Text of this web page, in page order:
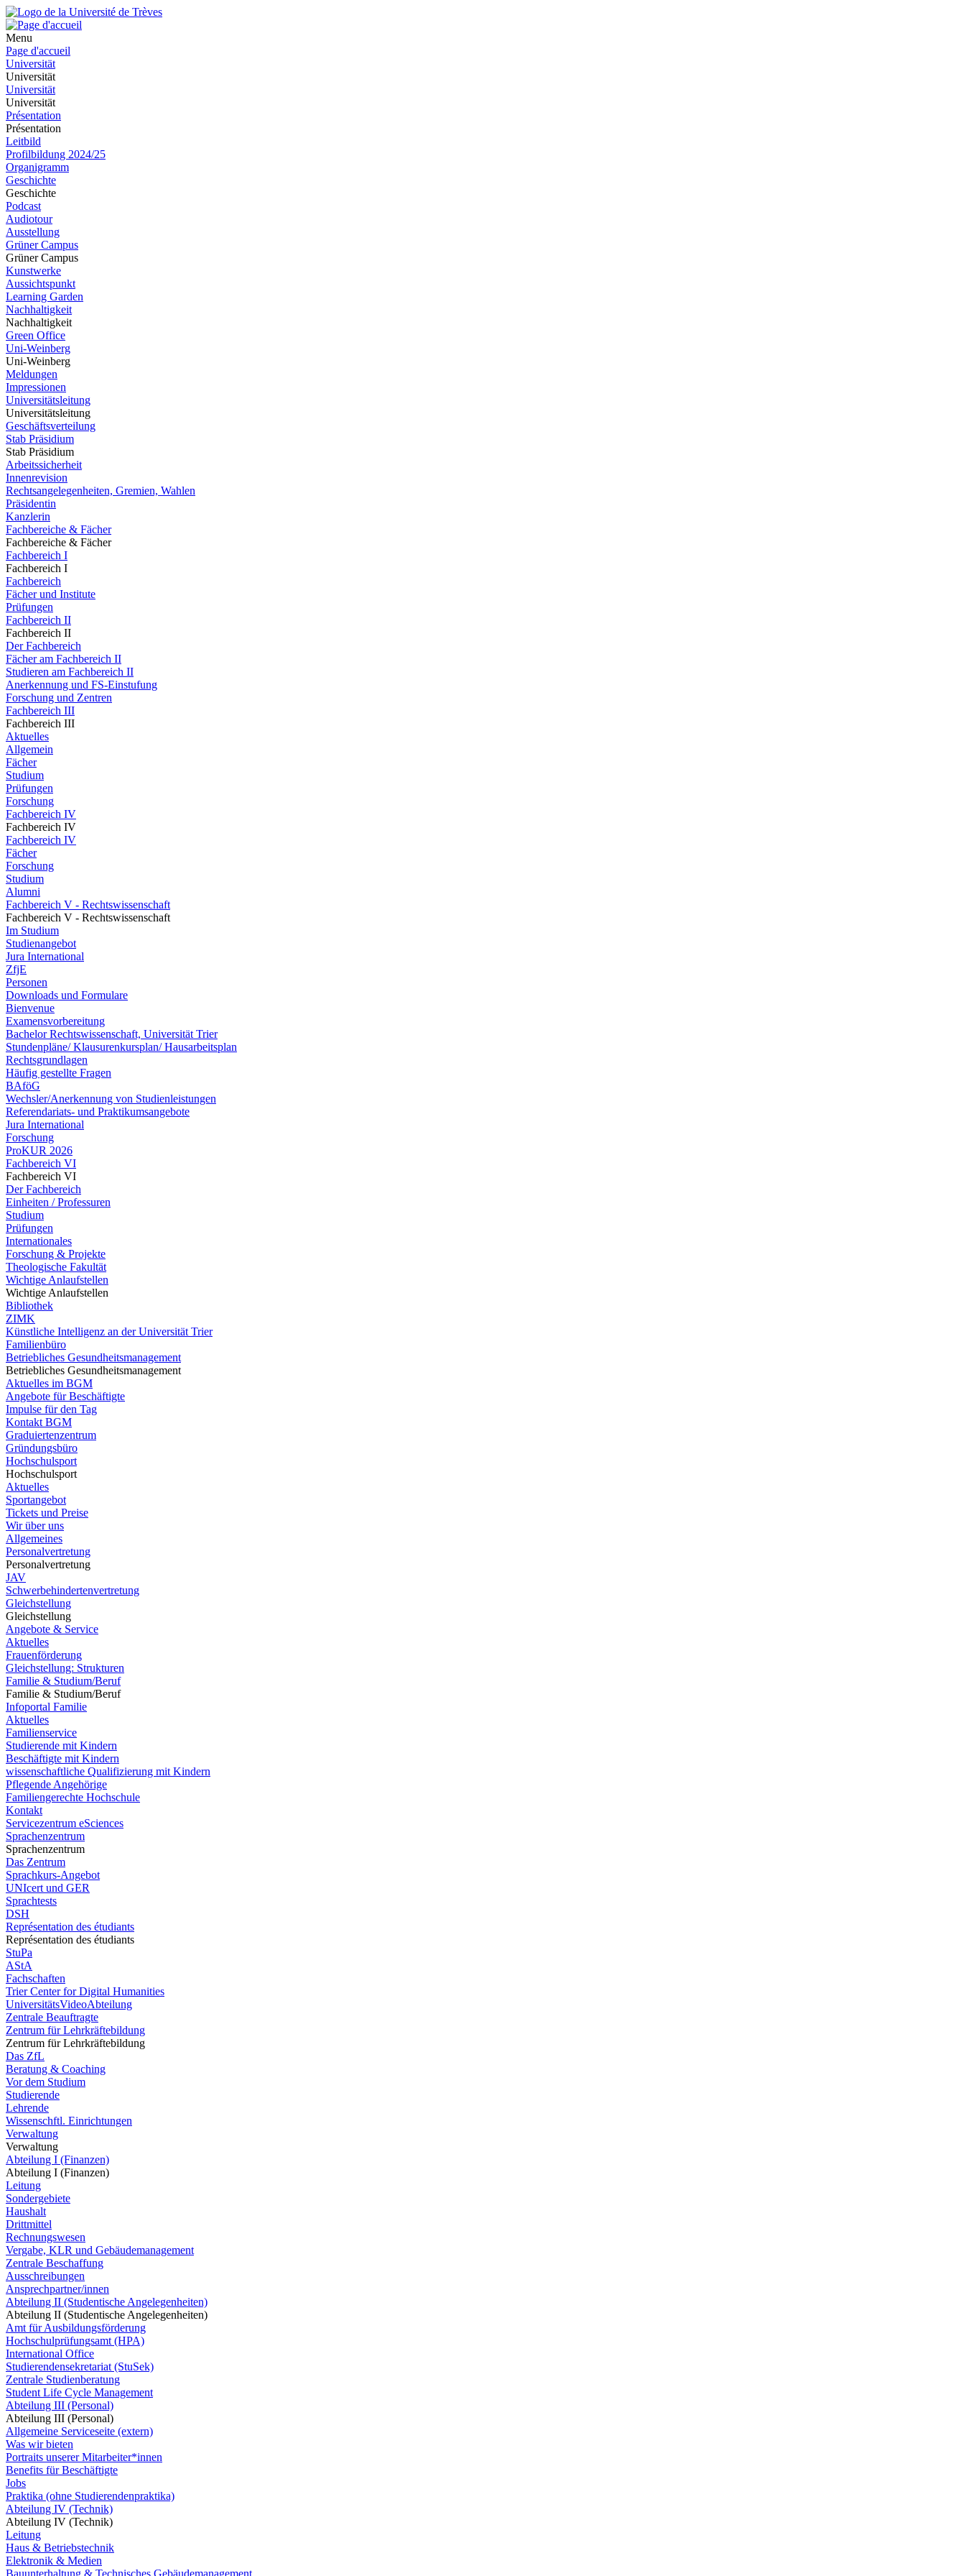
Menu
Page d'accueil
Universität
Universität
Universität
Universität
Présentation
Présentation
Leitbild
Profilbildung 2024/25
Organigramm
Geschichte
Geschichte
Podcast
Audiotour
Ausstellung
Grüner Campus
Grüner Campus
Kunstwerke
Aussichtspunkt
Learning Garden
Nachhaltigkeit
Nachhaltigkeit
Green Office
Uni-Weinberg
Uni-Weinberg
Meldungen
Impressionen
Universitätsleitung
Universitätsleitung
Geschäftsverteilung
Stab Präsidium
Stab Präsidium
Arbeitssicherheit
Innenrevision
Rechtsangelegenheiten, Gremien, Wahlen
Präsidentin
Kanzlerin
Fachbereiche & Fächer
Fachbereiche & Fächer
Fachbereich I
Fachbereich I
Fachbereich
Fächer und Institute
Prüfungen
Fachbereich II
Fachbereich II
Der Fachbereich
Fächer am Fachbereich II
Studieren am Fachbereich II
Anerkennung und FS-Einstufung
Forschung und Zentren
Fachbereich III
Fachbereich III
Aktuelles
Allgemein
Fächer
Studium
Prüfungen
Forschung
Fachbereich IV
Fachbereich IV
Fachbereich IV
Fächer
Forschung
Studium
Alumni
Fachbereich V - Rechtswissenschaft
Fachbereich V - Rechtswissenschaft
Im Studium
Studienangebot
Jura International
ZfjE
Personen
Downloads und Formulare
Bienvenue
Examensvorbereitung
Bachelor Rechtswissenschaft, Universität Trier
Stundenpläne/ Klausurenkursplan/ Hausarbeitsplan
Rechtsgrundlagen
Häufig gestellte Fragen
BAföG
Wechsler/Anerkennung von Studienleistungen
Referendariats- und Praktikumsangebote
Jura International
Forschung
ProKUR 2026
Fachbereich VI
Fachbereich VI
Der Fachbereich
Einheiten / Professuren
Studium
Prüfungen
Internationales
Forschung & Projekte
Theologische Fakultät
Wichtige Anlaufstellen
Wichtige Anlaufstellen
Bibliothek
ZIMK
Künstliche Intelligenz an der Universität Trier
Familienbüro
Betriebliches Gesundheitsmanagement
Betriebliches Gesundheitsmanagement
Aktuelles im BGM
Angebote für Beschäftigte
Impulse für den Tag
Kontakt BGM
Graduiertenzentrum
Gründungsbüro
Hochschulsport
Hochschulsport
Aktuelles
Sportangebot
Tickets und Preise
Wir über uns
Allgemeines
Personalvertretung
Personalvertretung
JAV
Schwerbehindertenvertretung
Gleichstellung
Gleichstellung
Angebote & Service
Aktuelles
Frauenförderung
Gleichstellung: Strukturen
Familie & Studium/Beruf
Familie & Studium/Beruf
Infoportal Familie
Aktuelles
Familienservice
Studierende mit Kindern
Beschäftigte mit Kindern
wissenschaftliche Qualifizierung mit Kindern
Pflegende Angehörige
Familiengerechte Hochschule
Kontakt
Servicezentrum eSciences
Sprachenzentrum
Sprachenzentrum
Das Zentrum
Sprachkurs-Angebot
UNIcert und GER
Sprachtests
DSH
Représentation des étudiants
Représentation des étudiants
StuPa
AStA
Fachschaften
Trier Center for Digital Humanities
UniversitätsVideoAbteilung
Zentrale Beauftragte
Zentrum für Lehrkräftebildung
Zentrum für Lehrkräftebildung
Das ZfL
Beratung & Coaching
Vor dem Studium
Studierende
Lehrende
Wissenschftl. Einrichtungen
Verwaltung
Verwaltung
Abteilung I (Finanzen)
Abteilung I (Finanzen)
Leitung
Sondergebiete
Haushalt
Drittmittel
Rechnungswesen
Vergabe, KLR und Gebäudemanagement
Zentrale Beschaffung
Ausschreibungen
Ansprechpartner/innen
Abteilung II (Studentische Angelegenheiten)
Abteilung II (Studentische Angelegenheiten)
Amt für Ausbildungsförderung
Hochschulprüfungsamt (HPA)
International Office
Studierendensekretariat (StuSek)
Zentrale Studienberatung
Student Life Cycle Management
Abteilung III (Personal)
Abteilung III (Personal)
Allgemeine Serviceseite (extern)
Was wir bieten
Portraits unserer Mitarbeiter*innen
Benefits für Beschäftigte
Jobs
Praktika (ohne Studierendenpraktika)
Abteilung IV (Technik)
Abteilung IV (Technik)
Leitung
Haus & Betriebstechnik
Elektronik & Medien
Bauunterhaltung & Technisches Gebäudemanagement